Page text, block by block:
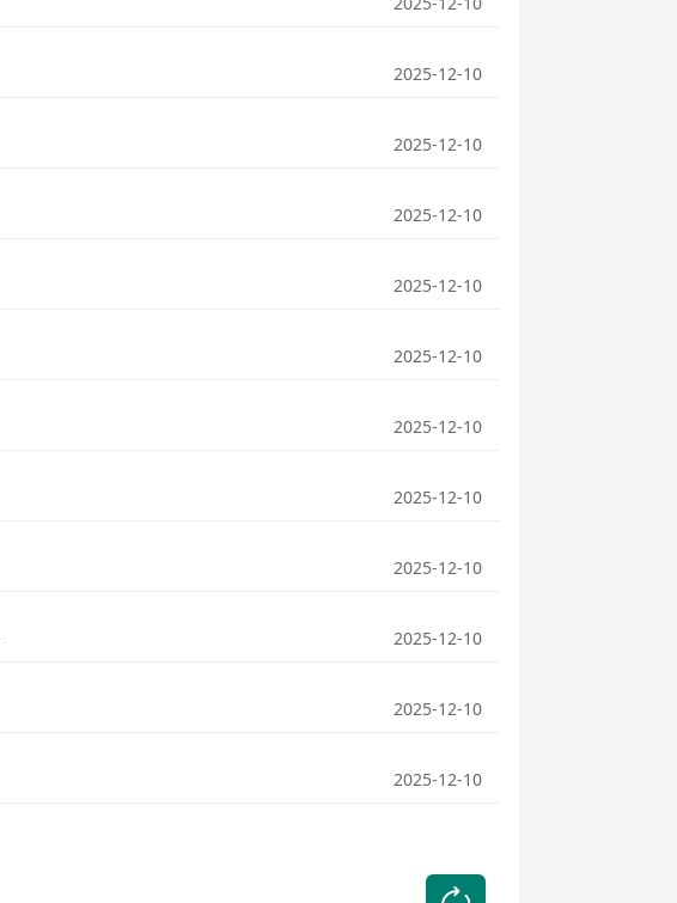
2025-12-10
2025-12-10
2025-12-10
2025-12-10
2025-12-10
2025-12-10
2025-12-10
2025-12-10
2025-12-10
2025-12-10
2025-12-10